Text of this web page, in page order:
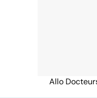
Allo